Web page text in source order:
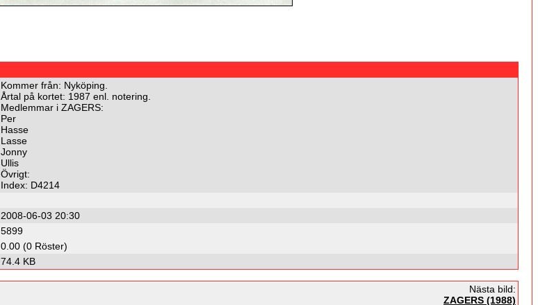
Kommer från: Nyköping.
Årtal på kortet: 1987 enl. notering.
Medlemmar i ZAGERS:
Per
Hasse
Lasse
Jonny
Ullis
Övrigt:
Index: D4214
2008-06-03 20:30
5899
0.00 (0 Röster)
74.4 KB
Nästa bild:
ZAGERS (1988)